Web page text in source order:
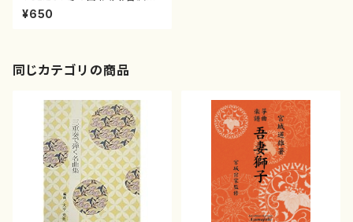
校・松阪検校/楽譜）都山:1053
¥650
同じカテゴリの商品